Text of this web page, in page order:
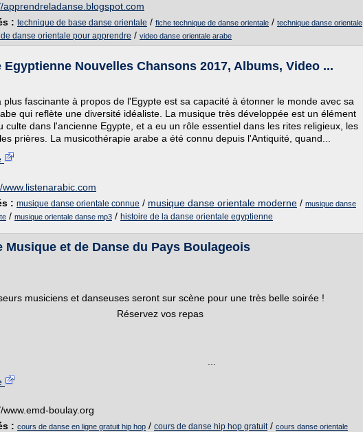
apprendreladanse.blogspot.com
: technique de base danse orientale / fiche technique de danse orientale / technique danse orientale
danse orientale pour apprendre / video danse orientale arabe
Egyptienne Nouvelles Chansons 2017, Albums, Video ...
plus fascinante à propos de l'Egypte est sa capacité à étonner le monde avec sa
qui reflète une diversité idéaliste. La musique très développée est un élément
culte dans l'ancienne Egypte, et a eu un rôle essentiel dans les rites religieux, les
prières. La musicothérapie arabe a été connu depuis l'Antiquité, quand...
www.listenarabic.com
: musique danse orientale connue / musique danse orientale moderne / musique danse
/ musique orientale danse mp3 / histoire de la danse orientale egyptienne
Musique et de Danse du Pays Boulageois
musiciens et danseuses seront sur scène pour une très belle soirée !
vos repas
www.emd-boulay.org
: cours de danse en ligne gratuit hip hop / cours de danse hip hop gratuit/ cours danse orientale